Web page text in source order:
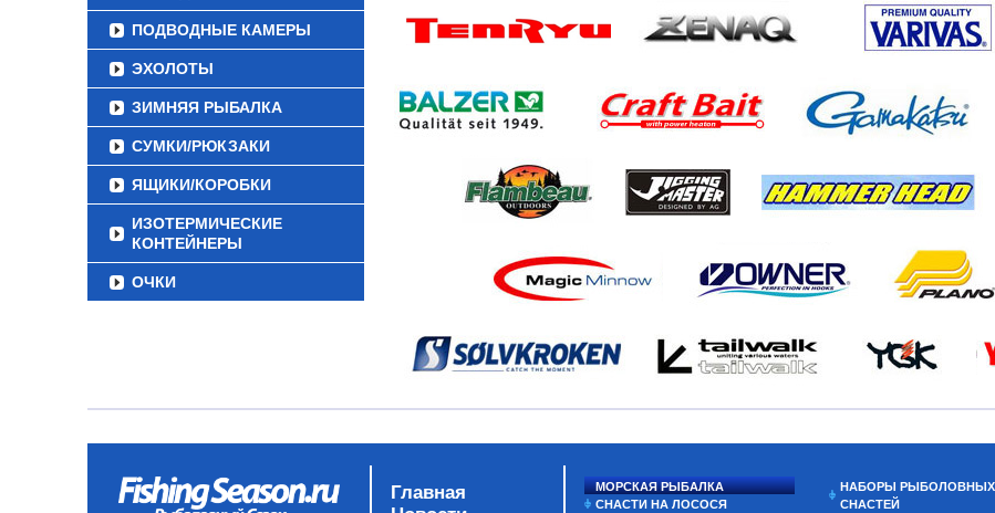
ПОДВОДНЫЕ КАМЕРЫ
ЭХОЛОТЫ
ЗИМНЯЯ РЫБАЛКА
СУМКИ/РЮКЗАКИ
ЯЩИКИ/КОРОБКИ
ИЗОТЕРМИЧЕСКИЕ
КОНТЕЙНЕРЫ
ОЧКИ
Главная
МОРСКАЯ РЫБАЛКА
СНАСТИ НА ЛОСОСЯ
НАБОРЫ РЫБОЛОВНЫХ
СНАСТЕЙ